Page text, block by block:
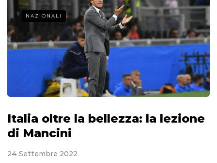
NAZIONALI
Italia oltre la bellezza: la lezione
di Mancini
24 Settembre 2022